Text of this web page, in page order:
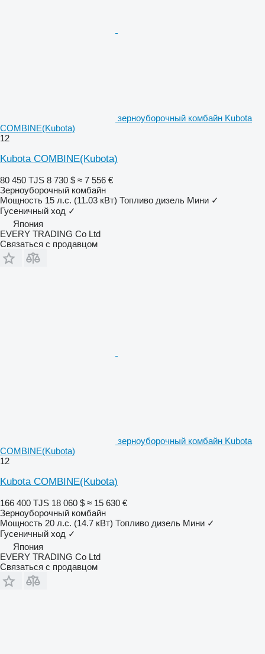
зерноуборочный комбайн Kubota
COMBINE(Kubota)
12
Kubota COMBINE(Kubota)
80 450 TJS 8 730 $ ≈ 7 556 €
Зерноуборочный комбайн
Мощность 15 л.с. (11.03 кВт) Топливо дизель Мини ✓
Гусеничный ход ✓
Япония
EVERY TRADING Co Ltd
Связаться с продавцом
зерноуборочный комбайн Kubota
COMBINE(Kubota)
12
Kubota COMBINE(Kubota)
166 400 TJS 18 060 $ ≈ 15 630 €
Зерноуборочный комбайн
Мощность 20 л.с. (14.7 кВт) Топливо дизель Мини ✓
Гусеничный ход ✓
Япония
EVERY TRADING Co Ltd
Связаться с продавцом